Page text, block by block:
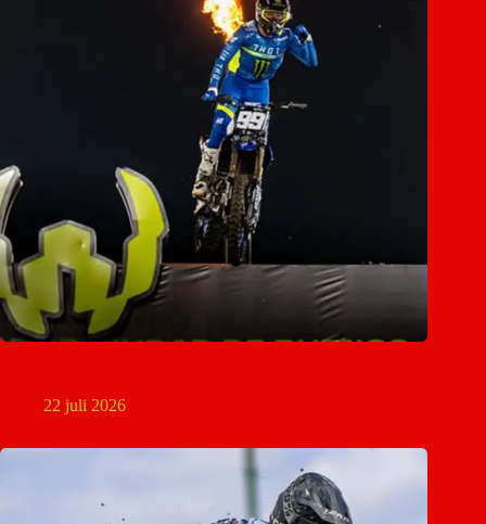
22 juli 2026